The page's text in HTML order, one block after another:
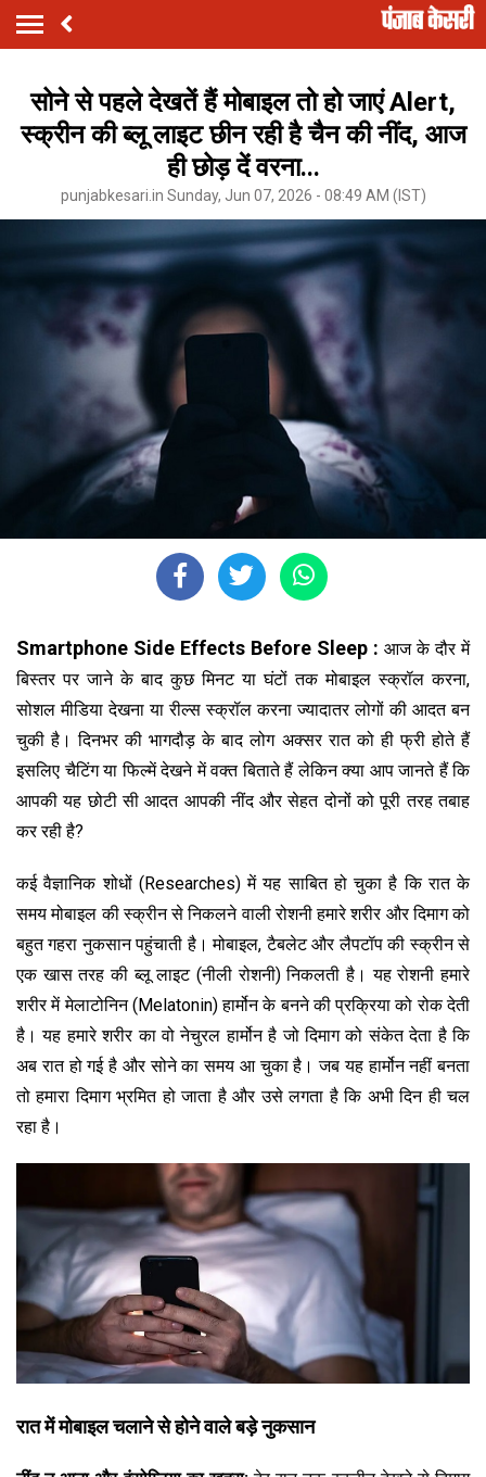
सोने से पहले देखतें हैं मोबाइल तो हो जाएं Alert,
स्क्रीन की ब्लू लाइट छीन रही है चैन की नींद, आज
ही छोड़ दें वरना...
punjabkesari.in Sunday, Jun 07, 2026 - 08:49 AM (IST)
Smartphone Side Effects Before Sleep : आज के दौर में
बिस्तर पर जाने के बाद कुछ मिनट या घंटों तक मोबाइल स्क्रॉल करना,
सोशल मीडिया देखना या रील्स स्क्रॉल करना ज्यादातर लोगों की आदत बन
चुकी है। दिनभर की भागदौड़ के बाद लोग अक्सर रात को ही फ्री होते हैं
इसलिए चैटिंग या फिल्में देखने में वक्त बिताते हैं लेकिन क्या आप जानते हैं कि
आपकी यह छोटी सी आदत आपकी नींद और सेहत दोनों को पूरी तरह तबाह
कर रही है?
कई वैज्ञानिक शोधों (Researches) में यह साबित हो चुका है कि रात के
समय मोबाइल की स्क्रीन से निकलने वाली रोशनी हमारे शरीर और दिमाग को
बहुत गहरा नुकसान पहुंचाती है। मोबाइल, टैबलेट और लैपटॉप की स्क्रीन से
एक खास तरह की ब्लू लाइट (नीली रोशनी) निकलती है। यह रोशनी हमारे
शरीर में मेलाटोनिन (Melatonin) हार्मोन के बनने की प्रक्रिया को रोक देती
है। यह हमारे शरीर का वो नेचुरल हार्मोन है जो दिमाग को संकेत देता है कि
अब रात हो गई है और सोने का समय आ चुका है। जब यह हार्मोन नहीं बनता
तो हमारा दिमाग भ्रमित हो जाता है और उसे लगता है कि अभी दिन ही चल
रहा है।
रात में मोबाइल चलाने से होने वाले बड़े नुकसान